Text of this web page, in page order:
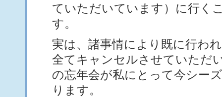
ていただいています）に行く
す。
実は、諸事情により既に行わ
全てキャンセルさせていただ
の忘年会が私にとって今シー
ります。